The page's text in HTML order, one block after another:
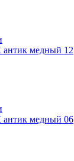
медный 12
медный 06